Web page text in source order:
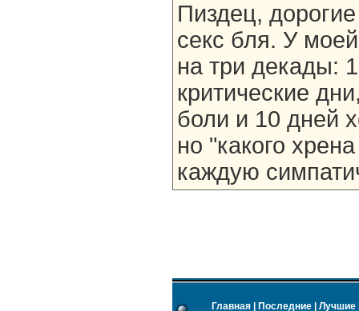
Пиздец,
секс бля. У
на три декады:
критические
боли и 10 дней
но "какого
каждую
Главная| Последние| Лучшие